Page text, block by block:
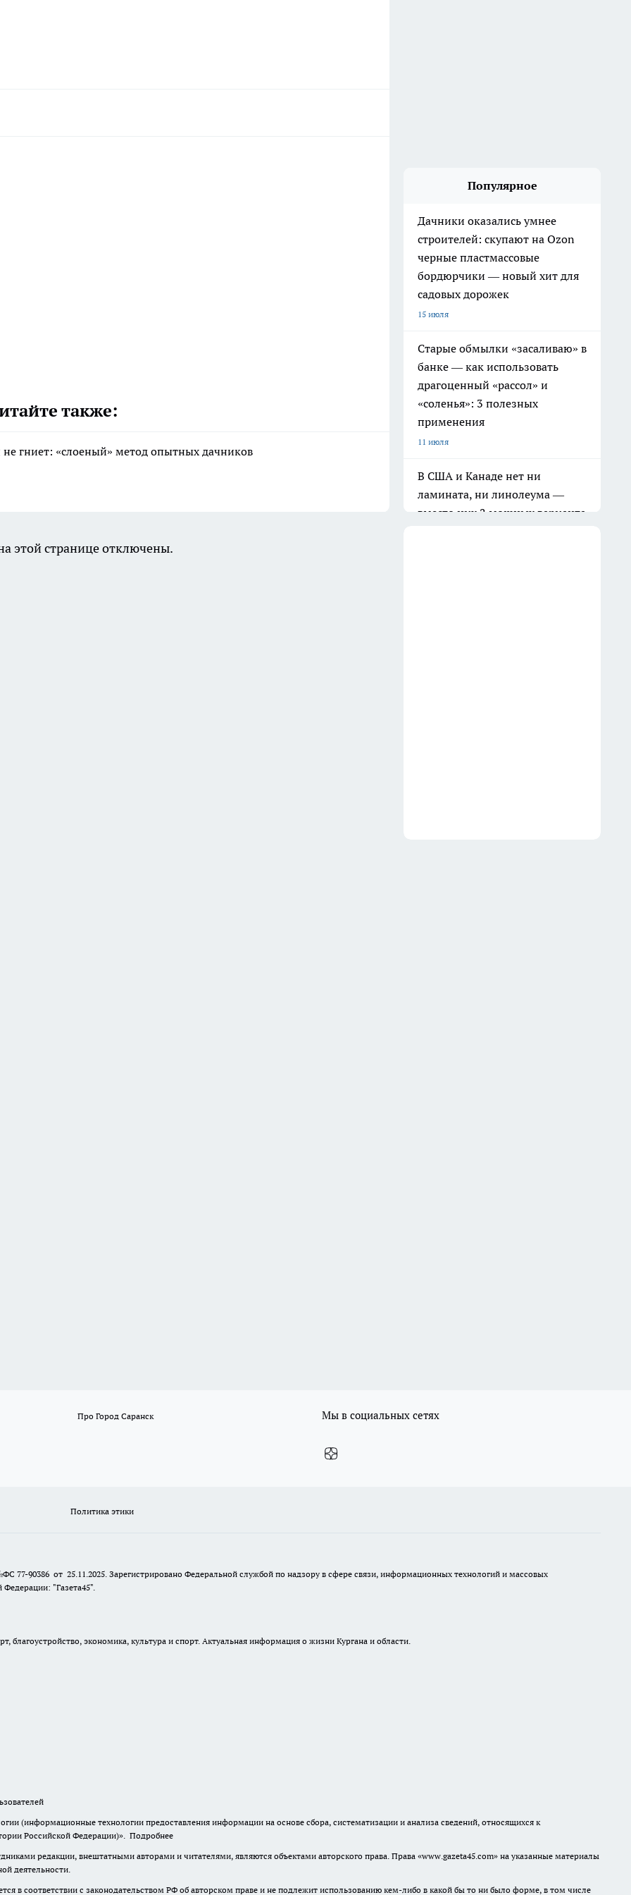
также:
гниет: «слоеный» метод опытных дачников
Популярное
Дачники оказались умнее
строителей: скупают на Ozon
черные пластмассовые
бордюрчики — новый хит для
садовых дорожек
15 июля
Старые обмылки «засаливаю» в
банке — как использовать
драгоценный «рассол» и
«соленья»: 3 полезных
применения
11 июля
этой странице отключены.
Про Город Саранск Мы в социальных сетях
Политика этики
77-90386 от 25.11.2025. Зарегистрировано Федеральной службой по надзору в сфере связи, информационных технологий и массовых
"Газета45".
экономика, культура и спорт. Актуальная информация о жизни Кургана и области.
(информационные технологии предоставления информации на основе сбора, систематизации и анализа сведений, относящихся к
Российской Федерации)». Подробнее
редакции, внештатными авторами и читателями, являются объектами авторского права. Права «www.gazeta45.com» на указанные материалы
деятельности.
в соответствии с законодательством РФ об авторском праве и не подлежит использованию кем-либо в какой бы то ни было форме, в том числе